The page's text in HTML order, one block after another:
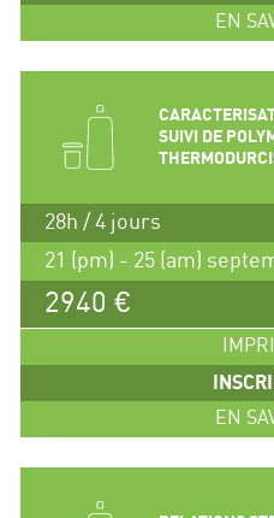
EN
SUIVI DE
28h / 4 jours
21 (pm) - 25 (am)
2940 €
EN